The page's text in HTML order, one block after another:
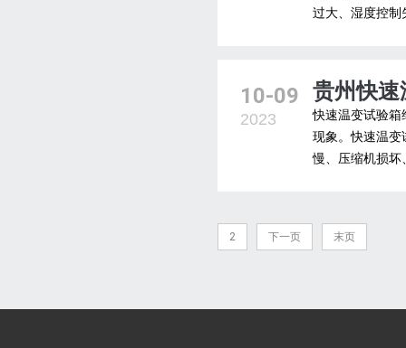
过大、湿度控制
10-09
2023
贵州快速
快速温变试验箱
现象。快速温变
慢、压缩机损坏
2 下一页 末页